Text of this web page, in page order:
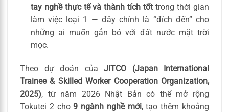
tay nghề thực tế và thành tích tốttrong thời gian
làm việc loại 1 — đây chính là “đích đến” cho
những ai muốn gắn bó với đất nước mặt trời
mọc.
Theo dự đoán của JITCO (Japan International
Trainee & Skilled Worker Cooperation Organization,
2025), từ năm 2026 Nhật Bản có thể mở rộng
Tokutei 2 cho9 ngành nghề mới, tạo thêm khoảng